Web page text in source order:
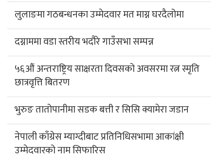
लुलाङमा गठबन्धनका उम्मेदवार मत माग्न घरदैलोमा
दग्नाममा वडा स्तरीय भदौरे गाउँसभा सम्पन्न
५६औं अन्तराष्ट्रिय साक्षरता दिवसको अवसरमा रत्न स्मृति
छात्रवृत्ति बितरण
भुरुङ तातोपानीमा सडक बत्ती र सिसि क्यामेरा जडान
नेपाली काँग्रेस म्याग्दीबाट प्रतिनिधिसभामा आकांक्षी
उम्मेदवारको नाम सिफारिस